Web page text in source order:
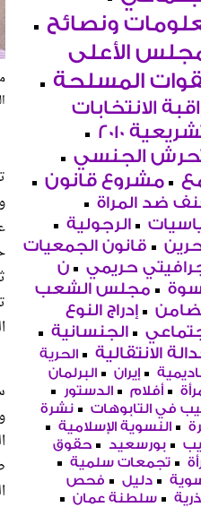
ونصائح
الأعلى
المسلحة
الانتخابات
2010
الجنسي
مشروع قانون
ضد المراة
الرجولية
قانون الجمعيات
حريمي
ن
مجلس الشعب
إدراج النوع
الجنسانية
الانتقالية
الحرية
إيران
البرلمان
أفلام
الدستور
في التابوهات
نشرة
النسوية الإسلامية
بورسعيد
حقوق
تجمعات سلمية
دليل
فحص
سلطنة عمان